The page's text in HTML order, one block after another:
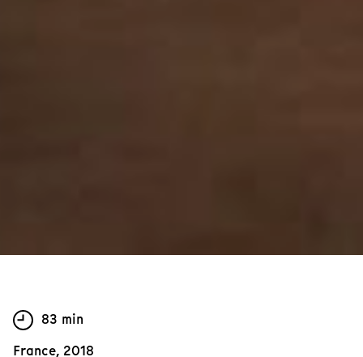
83 min
France, 2018